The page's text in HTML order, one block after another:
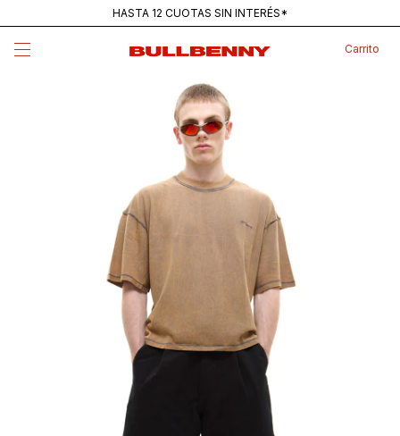
HASTA 12 CUOTAS SIN INTERÉS*
Carrito